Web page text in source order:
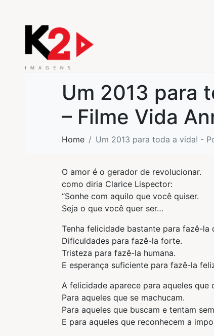
Um 2013 para
– Filme Vida
Home Um 2013 para toda a vida! -
O amor é o gerador de revolucionar.
como diria Clarice Lispector:
“Sonhe com aquilo que você quiser.
Seja o que você quer ser…
Tenha felicidade bastante para fazê-la
Dificuldades para fazê-la forte.
Tristeza para fazê-la humana.
E esperança suficiente para fazê-la
A felicidade aparece para aqueles que
Para aqueles que se machucam.
Para aqueles que buscam e tentam
E para aqueles que reconhecem a